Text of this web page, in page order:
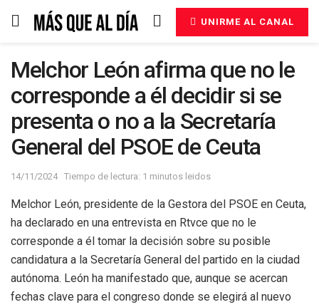
UNIRME AL CANAL
Melchor León afirma que no le
corresponde a él decidir si se
presenta o no a la Secretaría
General del PSOE de Ceuta
14/11/2024 Tiempo de lectura: 1 minutos leidos
Melchor León, presidente de la Gestora del PSOE en Ceuta,
ha declarado en una entrevista en Rtvce que no le
corresponde a él tomar la decisión sobre su posible
candidatura a la Secretaría General del partido en la ciudad
autónoma. León ha manifestado que, aunque se acercan
fechas clave para el congreso donde se elegirá al nuevo